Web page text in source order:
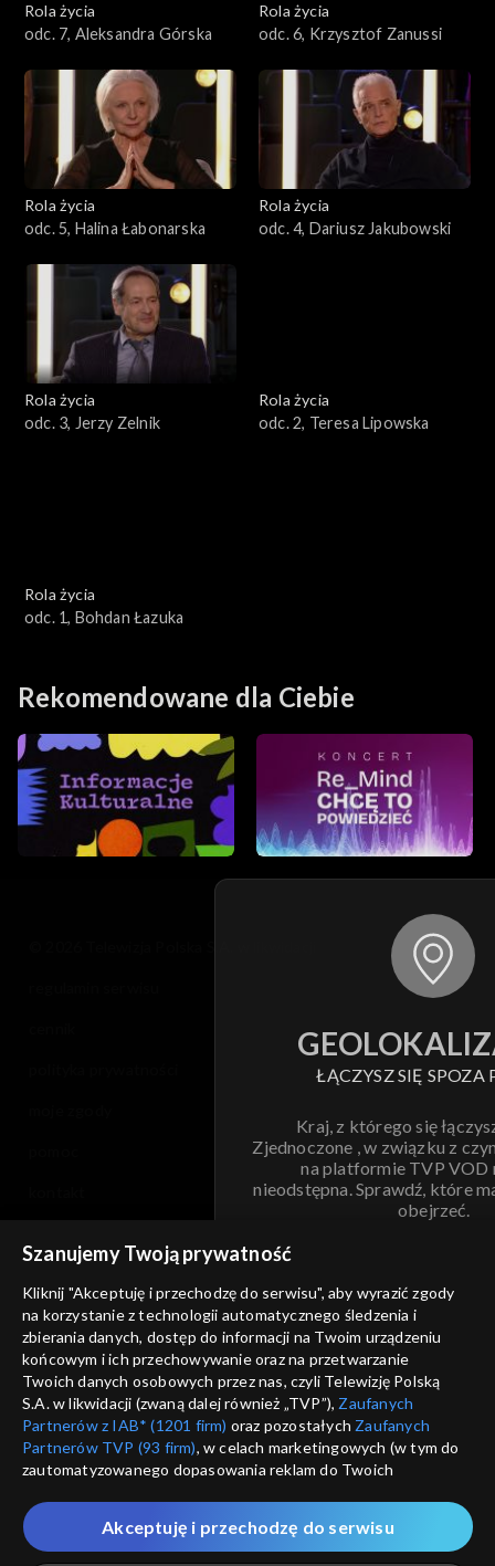
Rola życia
odc. 7, Aleksandra Górska
Rola życia
odc. 6, Krzysztof Zanussi
Rola życia
odc. 5, Halina Łabonarska
Rola życia
odc. 4, Dariusz Jakubowski
Rola życia
odc. 3, Jerzy Zelnik
Rola życia
odc. 2, Teresa Lipowska
Rola życia
odc. 1, Bohdan Łazuka
Rekomendowane dla Ciebie
ŁĄCZYSZ SIĘ SPOZA
Kraj, z którego się
Zjednoczone , w związku z
na platformie TVP VOD
nieodstępna. Sprawdź, które
obejrzeć.
ANULUJ
informacje o dostawcy usług
Szanujemy Twoją prywatność
Kliknij "Akceptuję i przechodzę do serwisu", aby wyrazić zgody
na korzystanie z technologii automatycznego śledzenia i
zbierania danych, dostęp do informacji na Twoim urządzeniu
końcowym i ich przechowywanie oraz na przetwarzanie
Twoich danych osobowych przez nas, czyli Telewizję Polską
S.A. w likwidacji (zwaną dalej również „TVP”), Zaufanych
Partnerów z IAB* (1201 firm) oraz pozostałych Zaufanych
Partnerów TVP (93 firm), w celach marketingowych (w tym do
zautomatyzowanego dopasowania reklam do Twoich
które wskazujemy poniżej, a także zgody na udostępnianie
przez nas identyfikatora PPID do Google.
Akceptuję i przechodzę do serwisu